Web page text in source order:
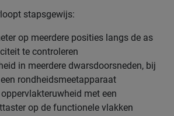
stapsgewijs:
op meerdere posities langs de as
te controleren
in meerdere dwarsdoorsneden, bij
rondheidsmeetapparaat
met een
op de functionele vlakken